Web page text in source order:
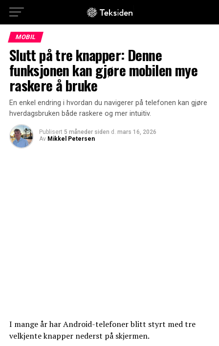
MOBIL
Slutt på tre knapper: Denne
funksjonen kan gjøre mobilen mye
raskere å bruke
En enkel endring i hvordan du navigerer på telefonen kan gjøre
hverdagsbruken både raskere og mer intuitiv.
Publisert 5 måneder siden d. mars 16, 2026
Av Mikkel Petersen
I mange år har Android-telefoner blitt styrt med tre
velkjente knapper nederst på skjermen.